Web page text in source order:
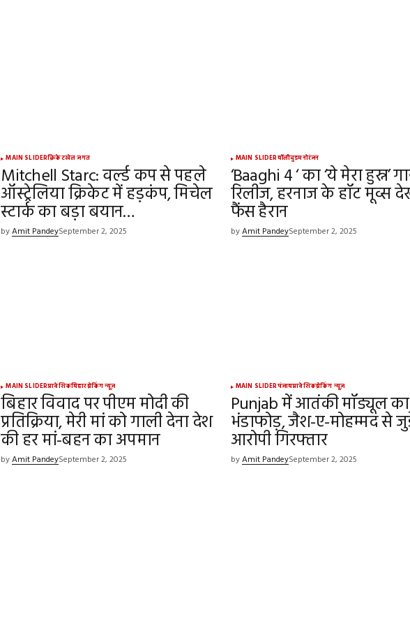
MAIN SLIDERक्रिकेटखेल जगत
Mitchell Starc: वर्ल्ड कप से पहले
ऑस्ट्रेलिया क्रिकेट में हड़कंप, मिचेल
स्टार्क का बड़ा बयान…
byAmit PandeySeptember 2, 2025
MAIN SLIDERबॉलीवुडमनोरंजन
‘Baaghi 4 ‘ का ‘ये मेरा हुस्न’
रिलीज, हरनाज के हॉट मूव्स
फैंस हैरान
byAmit PandeySeptember 2, 2025
MAIN SLIDERप्रादेशिकबिहारब्रेकिंग न्यूज़
बिहार विवाद पर पीएम मोदी की
प्रतिक्रिया, मेरी मां को गाली देना देश
की हर मां-बहन का अपमान
byAmit PandeySeptember 2, 2025
MAIN SLIDERपंजाबप्रादेशिकब्रेकिंग न्यूज़
Punjab में आतंकी मॉड्यूल का
भंडाफोड़, जैश-ए-मोहम्मद से
आरोपी गिरफ्तार
byAmit PandeySeptember 2, 2025